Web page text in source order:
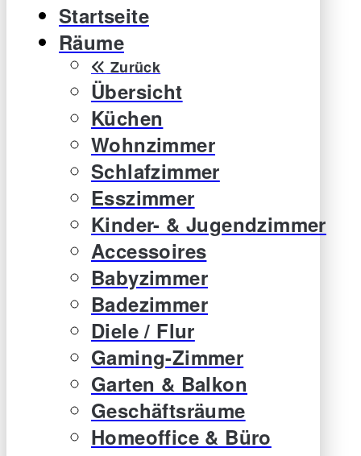
Startseite
Räume
Zurück
Übersicht
Küchen
Wohnzimmer
Schlafzimmer
Esszimmer
Kinder- & Jugendzimmer
Accessoires
Babyzimmer
Badezimmer
Diele / Flur
Gaming-Zimmer
Garten & Balkon
Geschäftsräume
Homeoffice & Büro